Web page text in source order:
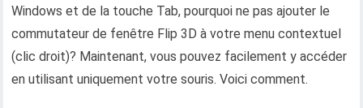
Windows et de la touche Tab, pourquoi ne pas ajouter le
commutateur de fenêtre Flip 3D à votre menu contextuel
(clic droit)? Maintenant, vous pouvez facilement y accéder
en utilisant uniquement votre souris. Voici comment.